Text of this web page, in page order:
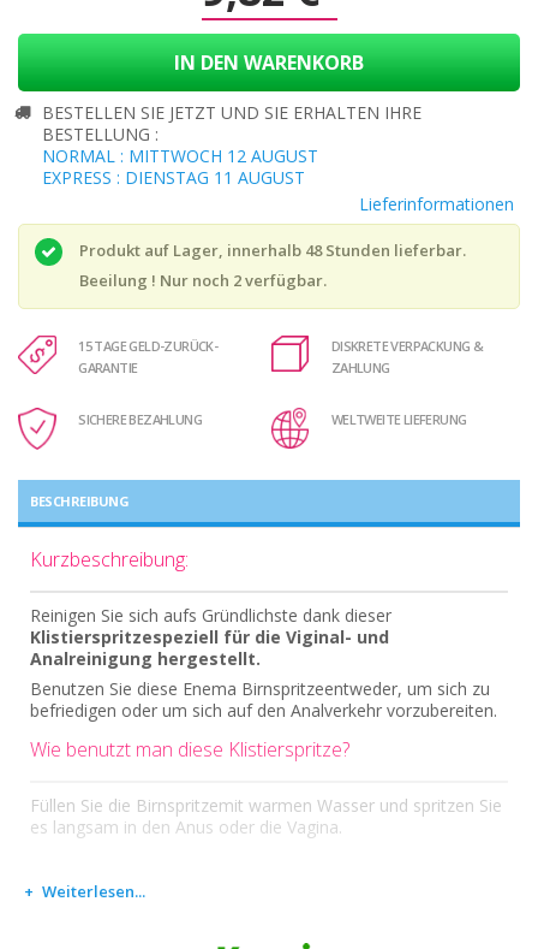
IN DEN WARENKORB
BESTELLEN SIE JETZT UND SIE ERHALTEN IHRE
BESTELLUNG :
NORMAL : MITTWOCH 12 AUGUST
EXPRESS : DIENSTAG 11 AUGUST
Lieferinformationen
Produkt auf Lager, innerhalb 48 Stunden lieferbar.
Beeilung ! Nur noch 2verfügbar.
15 TAGE GELD-ZURÜCK-
GARANTIE
DISKRETE VERPACKUNG &
ZAHLUNG
SICHERE BEZAHLUNG WELTWEITE LIEFERUNG
BESCHREIBUNG
Kurzbeschreibung:
Reinigen Sie sich aufs Gründlichste dank dieser
Klistierspritzespeziell für die Viginal- und
Analreinigung hergestellt.
Benutzen Sie diese Enema Birnspritzeentweder, um sich zu
befriedigen oder um sich auf den Analverkehr vorzubereiten.
Wie benutzt man diese Klistierspritze?
Füllen Sie die Birnspritzemit warmen Wasser und spritzen Sie
es langsam in den Anus oder die Vagina.
Weiterlesen...